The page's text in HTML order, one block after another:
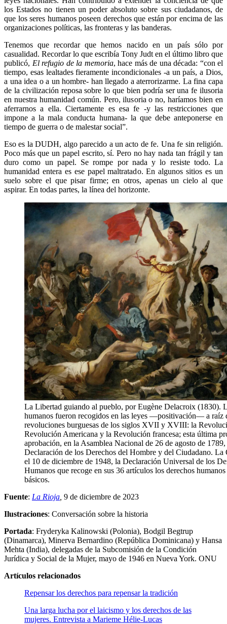
los Estados no tienen un poder absoluto sobre sus ciudadanos, de
que los seres humanos poseen derechos que están por encima de las
organizaciones políticas, las fronteras y las banderas.
Tenemos que recordar que hemos nacido en un país sólo por
casualidad. Recordar lo que escribía Tony Judt en el último libro que
publicó, El refugio de la memoria, hace más de una década: “con el
tiempo, esas lealtades fieramente incondicionales -a un país, a Dios,
a una idea o a un hombre- han llegado a aterrorizarme. La fina capa
de la civilización reposa sobre lo que bien podría ser una fe ilusoria
en nuestra humanidad común. Pero, ilusoria o no, haríamos bien en
aferrarnos a ella. Ciertamente es esa fe -y las restricciones que
impone a la mala conducta humana- la que debe anteponerse en
tiempo de guerra o de malestar social”.
Eso es la DUDH, algo parecido a un acto de fe. Una fe sin religión.
Poco más que un papel escrito, sí. Pero no hay nada tan frágil y tan
duro como un papel. Se rompe por nada y lo resiste todo. La
humanidad entera es ese papel maltratado. En algunos sitios es un
suelo sobre el que pisar firme; en otros, apenas un cielo al que
aspirar. En todas partes, la línea del horizonte.
La Libertad guiando al pueblo, por Eugène Delacroix (1830).
humanos fueron recogidos en las leyes —positivación— a raíz
revoluciones burguesas de los siglos XVII y XVIII: la
Revolución Americana y la Revolución francesa; esta última
aprobación, en la Asamblea Nacional de 26 de agosto de 1789,
Declaración de los Derechos del Hombre y del Ciudadano.
el 10 de diciembre de 1948, la Declaración Universal de los
Humanos que recoge en sus 36 artículos los derechos
básicos.
Fuente: La Rioja 9 de diciembre de 2023
Ilustraciones: Conversación sobre la historia
Portada: Fryderyka Kalinowski (Polonia), Bodgil Begtrup
(Dinamarca), Minerva Bernardino (República Dominicana) y Hansa
Mehta (India), delegadas de la Subcomisión de la Condición
Jurídica y Social de la Mujer, mayo de 1946 en Nueva York. ONU
Artículos relacionados
Repensar los derechos para repensar la tradición
Una larga lucha por el laicismo y los derechos de las
mujeres. Entrevista a Marieme Hélie-Lucas